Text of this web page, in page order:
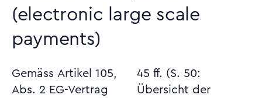
(electronic large scale
payments)
Gemäss Artikel 105,
Abs. 2 EG-Vertrag
45 ff. (S. 50:
Übersicht der